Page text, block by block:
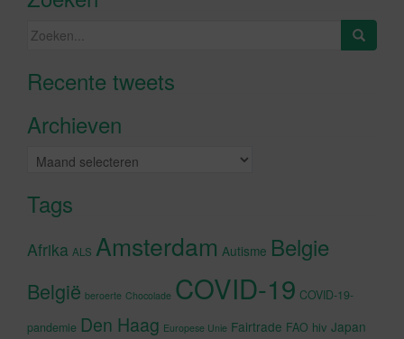
Zoeken
Recente tweetsKlik om marketing cookies te
Archieven
Archieven
Tags
Afrika ALS Amsterdam Autisme Belgie
België beroerte Chocolade COVID-19 COVID-19-
pandemie Den Haag Europese Unie Fairtrade FAO hiv Japan